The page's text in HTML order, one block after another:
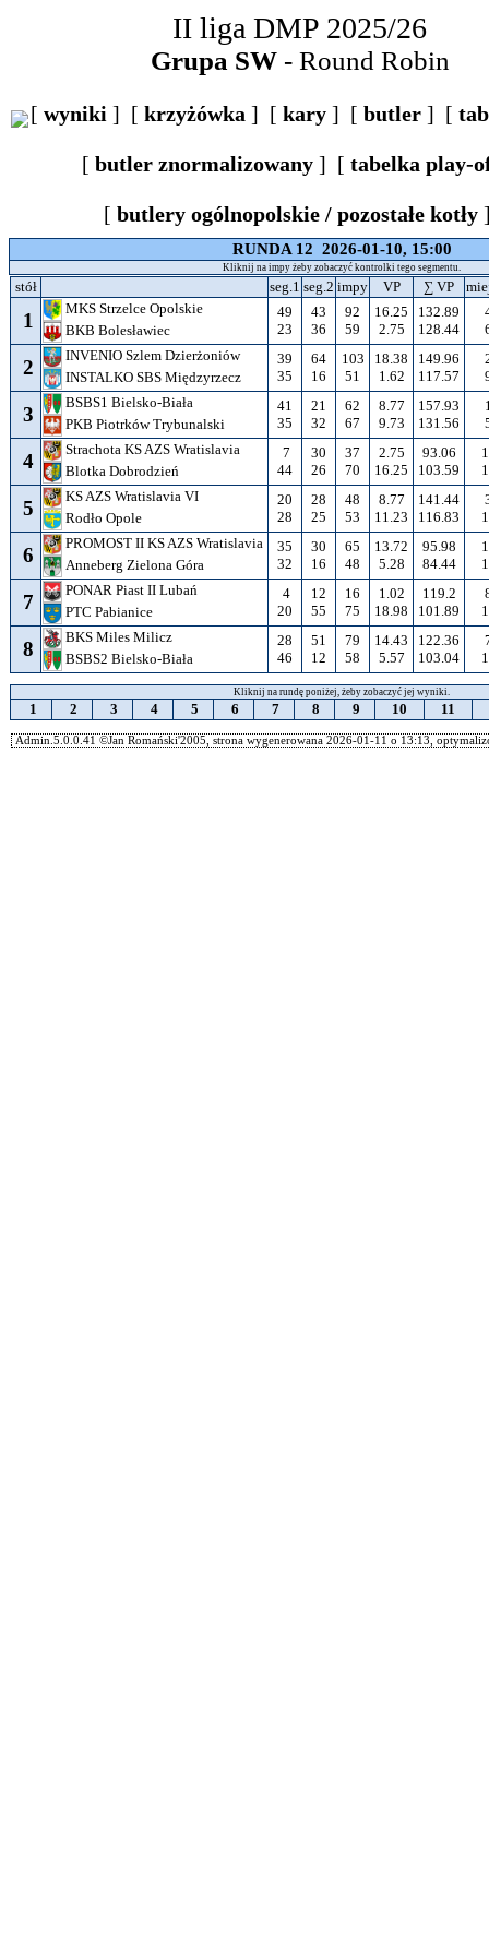
II liga DMP 2025/26
Grupa SW- Round Robin
[ wyniki ] [ krzyżówka ] [ kary ] [ butler ] [
[ butler znormalizowany ] [ tabelka play-
[ butlery ogólnopolskie / pozostałe kotły
RUNDA 12 2026-01-10, 15:00
Kliknij na impy żeby zobaczyć kontrolki tego segmentu.
stół seg.1 seg.2 impy VP ∑ VP
1
MKS Strzelce Opolskie
BKB Bolesławiec
49
23
43
36
92
59
16.25
2.75
132.89
128.44
2
INVENIO Szlem Dzierżoniów
INSTALKO SBS Międzyrzecz
39
35
64
16
103
51
18.38
1.62
149.96
117.57
3
BSBS1 Bielsko-Biała
PKB Piotrków Trybunalski
41
35
21
32
62
67
8.77
9.73
157.93
131.56
4
Strachota KS AZS Wratislavia
Blotka Dobrodzień
7
44
30
26
37
70
2.75
16.25
93.06
103.59
5
KS AZS Wratislavia VI
Rodło Opole
20
28
28
25
48
53
8.77
11.23
141.44
116.83
6
PROMOST II KS AZS Wratislavia
Anneberg Zielona Góra
35
32
30
16
65
48
13.72
5.28
95.98
84.44
7
PONAR Piast II Lubań
PTC Pabianice
4
20
12
55
16
75
1.02
18.98
119.2
101.89
8
BKS Miles Milicz
BSBS2 Bielsko-Biała
28
46
51
12
79
58
14.43
5.57
122.36
103.04
Kliknij na rundę poniżej, żeby zobaczyć jej wyniki.
1 2 3 4 5 6 7 8 9 10 11
Admin.5.0.0.41 ©Jan Romański'2005, strona wygenerowana 2026-01-11 o 13:13,